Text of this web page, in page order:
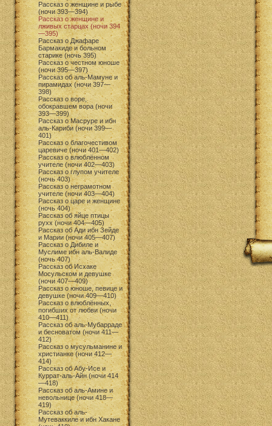
Рассказ о женщине и рыбе
(ночи 393—394)
Рассказ о женщине и
лживых старцах (ночи 394
—395)
Рассказ о Джафаре
Бармакиде и больном
старике (ночь 395)
Рассказ о честном юноше
(ночи 395—397)
Рассказ об аль-Мамуне и
пирамидах (ночи 397—
398)
Рассказ о воре,
обокравшем вора (ночи
393—399)
Рассказ о Масруре и ибн
аль-Кариби (ночи 399—
401)
Рассказ о благочестивом
царевиче (ночи 401—402)
Рассказ о влюблённом
учителе (ночи 402—403)
Рассказ о глупом учителе
(ночь 403)
Рассказ о неграмотном
учителе (ночи 403—404)
Рассказ о царе и женщине
(ночь 404)
Рассказ об яйце птицы
рухх (ночи 404—405)
Рассказ об Ади ибн Зейде
и Марии (ночи 405—407)
Рассказ о Дибиле и
Муслиме ибн аль-Валиде
(ночь 407)
Рассказ об Исхаке
Мосульском и девушке
(ночи 407—409)
Рассказ о юноше, певице и
девушке (ночи 409—410)
Рассказ о влюблённых,
погибших от любви (ночи
410—411)
Рассказ об аль-Мубарраде
и бесноватом (ночи 411—
412)
Рассказ о мусульманине и
христианке (ночи 412—
414)
Рассказ об Абу-Исе и
Куррат-аль-Айн (ночи 414
—418)
Рассказ об аль-Амине и
невольнице (ночи 418—
419)
Рассказ об аль-
Мутеваккиле и ибн Хакане